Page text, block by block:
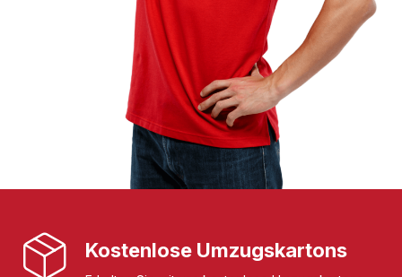
Kostenlose Umzugskartons